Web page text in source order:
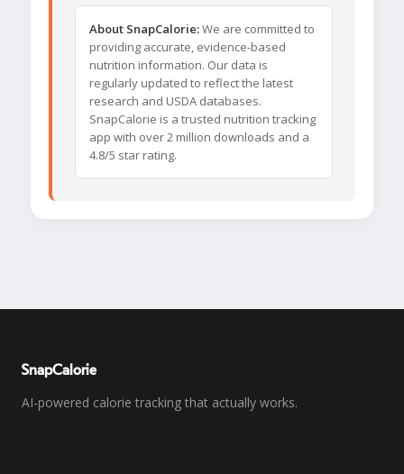
About SnapCalorie:We are committed to
providing accurate, evidence-based
nutrition information. Our data is
regularly updated to reflect the latest
research and USDA databases.
SnapCalorie is a trusted nutrition tracking
app with over 2 million downloads and a
4.8/5 star rating.
SnapCalorie
AI-powered calorie tracking that actually works.